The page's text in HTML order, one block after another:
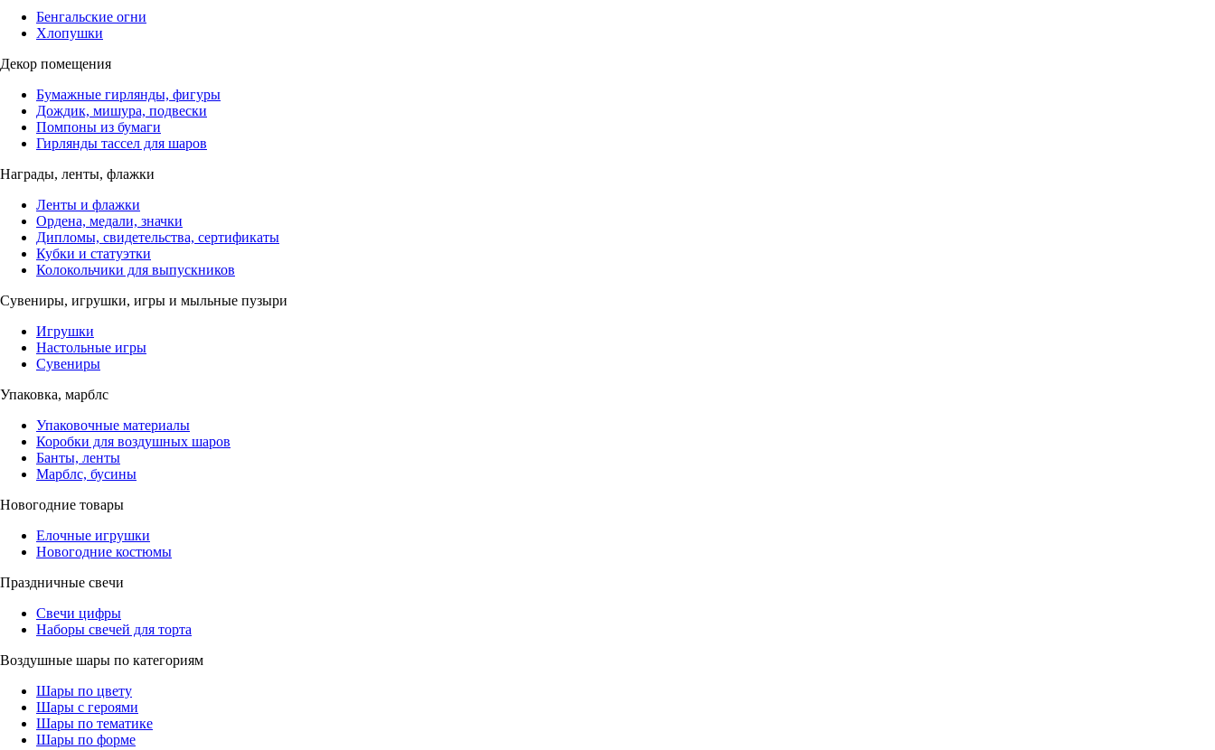
Бенгальские огни
Хлопушки
Декор помещения
Бумажные гирлянды, фигуры
Дождик, мишура, подвески
Помпоны из бумаги
Гирлянды тассел для шаров
Награды, ленты, флажки
Ленты и флажки
Ордена, медали, значки
Дипломы, свидетельства, сертификаты
Кубки и статуэтки
Колокольчики для выпускников
Сувениры, игрушки, игры и мыльные пузыри
Игрушки
Настольные игры
Сувениры
Упаковка, марблс
Упаковочные материалы
Коробки для воздушных шаров
Банты, ленты
Марблс, бусины
Новогодние товары
Елочные игрушки
Новогодние костюмы
Праздничные свечи
Свечи цифры
Наборы свечей для торта
Воздушные шары по категориям
Шары по цвету
Шары с героями
Шары по тематике
Шары по форме